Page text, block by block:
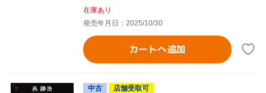
在庫あり
発売年月日：2025/10/30
カートへ追加
中古
店舗受取可